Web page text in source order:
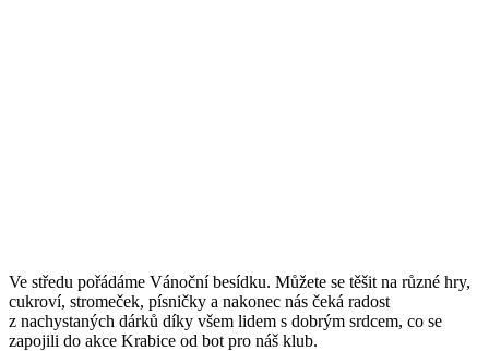
Ve středu pořádáme Vánoční besídku. Můžete se těšit na různé hry,
cukroví, stromeček, písničky a nakonec nás čeká radost
z nachystaných dárků díky všem lidem s dobrým srdcem, co se
zapojili do akce Krabice od bot pro náš klub.